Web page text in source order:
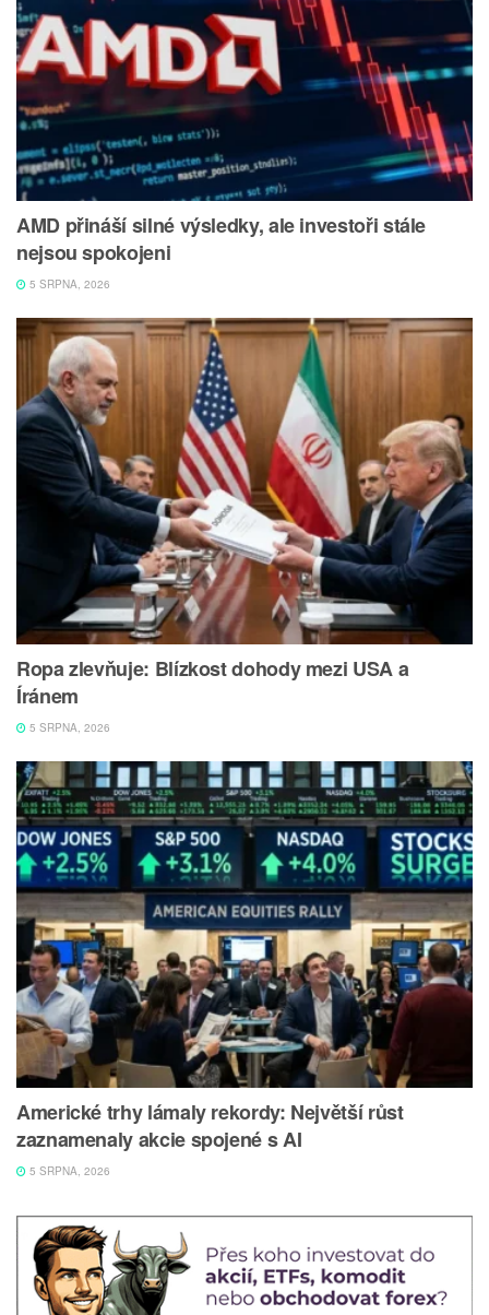
AMD přináší silné výsledky, ale investoři stále
nejsou spokojeni
5 SRPNA, 2026
Ropa zlevňuje: Blízkost dohody mezi USA a
Íránem
5 SRPNA, 2026
Americké trhy lámaly rekordy: Největší růst
zaznamenaly akcie spojené s AI
5 SRPNA, 2026